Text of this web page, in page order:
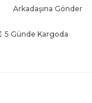
Arkadaşına Gönder
5 Günde Kargoda